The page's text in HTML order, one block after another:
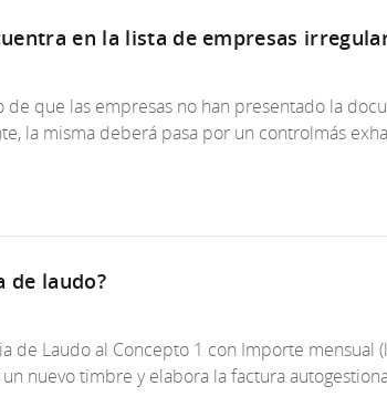
en la lista de empresas
de que las empresas no han presentado la
la misma deberá pasa por un controlmás
de laudo?
de Laudo al Concepto 1 con Importe
nuevo timbre y elabora la factura